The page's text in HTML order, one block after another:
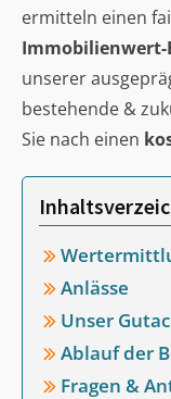
ermitteln einen
unserer
bestehende &
Sie nach einen
Anlässe
Unser
Ablauf der
Fragen &